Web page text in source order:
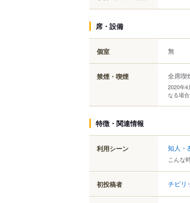
席・設備
個室 無
禁煙・喫煙 全席喫
2020年4
なる場
特徴・関連情報
利用シーン 知人・
こんな
初投稿者 チビリ